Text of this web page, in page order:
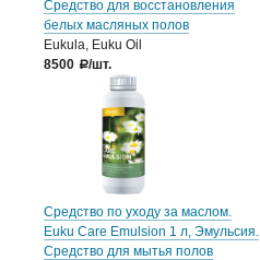
Средство для восстановления
белых масляных полов
Eukula, Euku Oil
8500
a/шт.
Средство по уходу за маслом.
Euku Care Emulsion 1 л, Эмульсия.
Средство для мытья полов